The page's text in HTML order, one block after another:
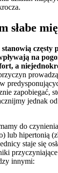
słabe
stanowią
na
a
zapobiegać,
jednak
do
lub hipertonią
staje się
przyczyniające
innymi: